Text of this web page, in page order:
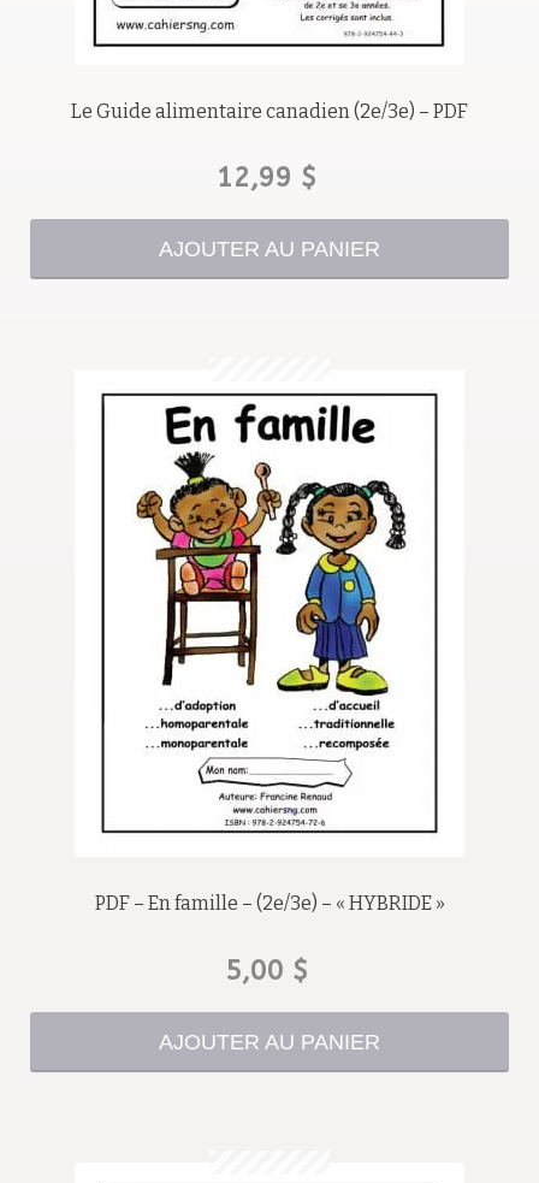
Le Guide alimentaire canadien (2e/3e) – PDF
12,99 $
AJOUTER AU PANIER
PDF – En famille – (2e/3e) – « HYBRIDE »
5,00 $
AJOUTER AU PANIER